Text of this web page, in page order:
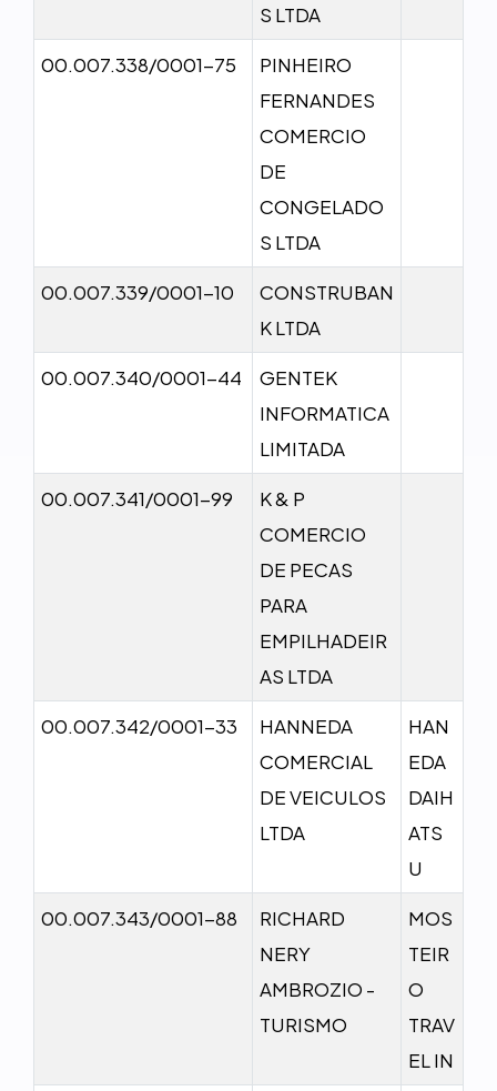
S LTDA
00.007.338/0001-75
PINHEIRO
FERNANDES
COMERCIO
DE
CONGELADO
S LTDA
00.007.339/0001-10
CONSTRUBAN
K LTDA
00.007.340/0001-44
GENTEK
INFORMATICA
LIMITADA
00.007.341/0001-99
K & P
COMERCIO
DE PECAS
PARA
EMPILHADEIR
AS LTDA
00.007.342/0001-33
HANNEDA
COMERCIAL
DE VEICULOS
LTDA
HAN
EDA
DAIH
ATS
U
00.007.343/0001-88
RICHARD
NERY
AMBROZIO -
TURISMO
MOS
TEIR
O
TRAV
EL IN